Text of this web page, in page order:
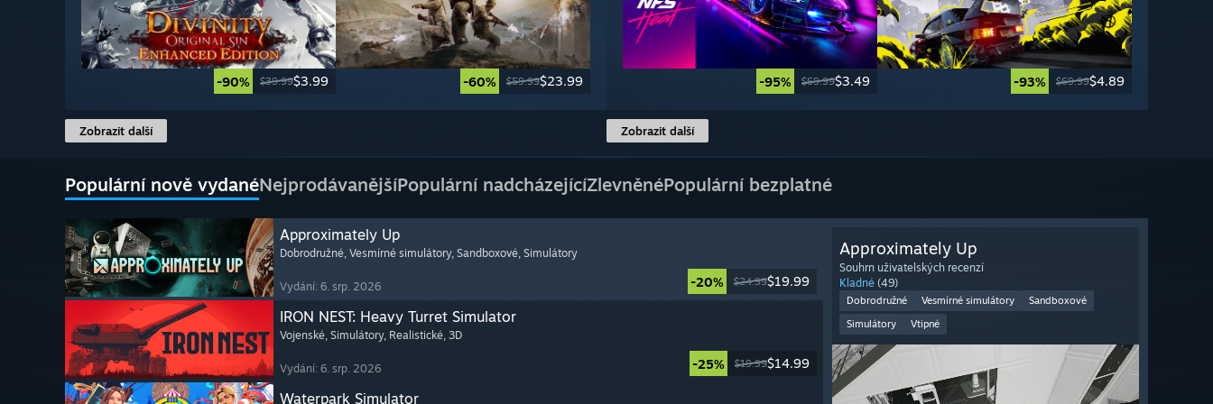
-90% $39.99$3.99 -60% $59.99$23.99
Zobrazit další
-95% $69.99$3.49 -93% $69.99$4.89
Zobrazit další
Populární nově vydanéNejprodávanějšíPopulární nadcházejícíZlevněnéPopulární bezplatné
Approximately Up
Dobrodružné, Vesmírné simulátory, Sandboxové, Simulátory
Vydání: 6. srp. 2026 -20% $24.99$19.99
IRON NEST: Heavy Turret Simulator
Vojenské, Simulátory, Realistické, 3D
Vydání: 6. srp. 2026 -25% $19.99$14.99
Waterpark Simulator
Approximately Up
Souhrn uživatelských recenzí
Kladné (49)
Dobrodružné Vesmírné simulátory
Sandboxové
Simulátory
Vtipné